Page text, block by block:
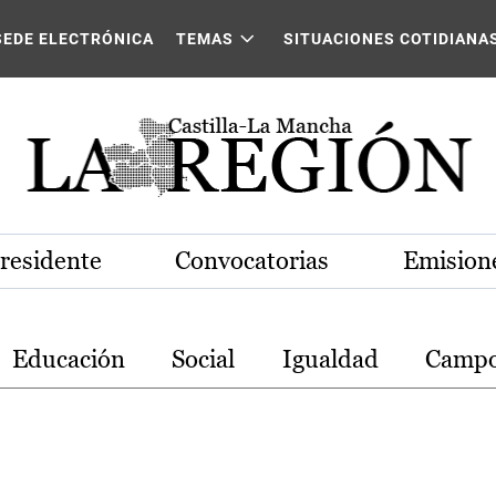
La Mancha
ELECTRÓNICA TEMAS SITUACIONES
Convocatorias
Educación Social Igualdad